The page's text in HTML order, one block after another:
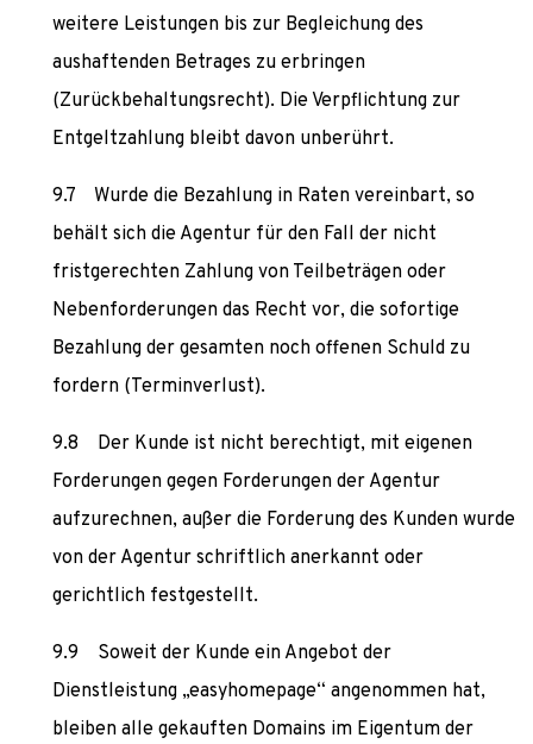
weitere Leistungen bis zur Begleichung des
aushaftenden Betrages zu erbringen
(Zurückbehaltungsrecht). Die Verpflichtung zur
Entgeltzahlung bleibt davon unberührt.
Wurde die Bezahlung in Raten vereinbart, so
behält sich die Agentur für den Fall der nicht
fristgerechten Zahlung von Teilbeträgen oder
Nebenforderungen das Recht vor, die sofortige
Bezahlung der gesamten noch offenen Schuld zu
fordern (Terminverlust).
Der Kunde ist nicht berechtigt, mit eigenen
Forderungen gegen Forderungen der Agentur
aufzurechnen, außer die Forderung des Kunden wurde
von der Agentur schriftlich anerkannt oder
gerichtlich festgestellt.
Soweit der Kunde ein Angebot der
Dienstleistung „easyhomepage“ angenommen hat,
bleiben alle gekauften Domains im Eigentum der